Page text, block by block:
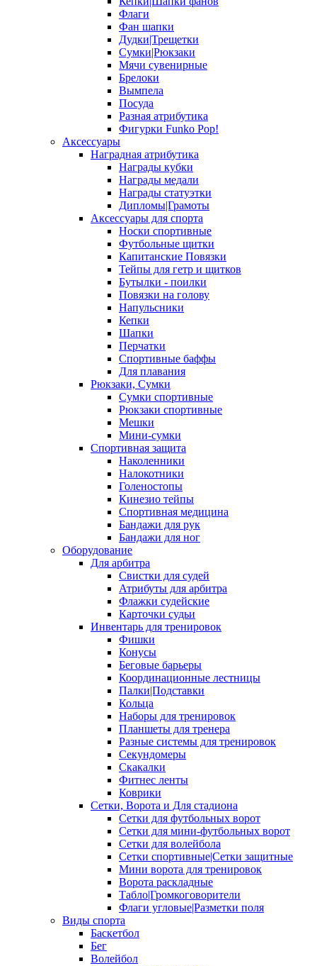
Флаги
Фан шапки
Дудки|Трещетки
Сумки|Рюкзаки
Мячи сувенирные
Брелоки
Вымпела
Посуда
Разная атрибутика
Фигурки Funko Pop!
Аксессуары
Наградная атрибутика
Награды кубки
Награды медали
Награды статуэтки
Дипломы|Грамоты
Аксессуары для спорта
Носки спортивные
Футбольные щитки
Капитанские Повязки
Тейпы для гетр и щитков
Бутылки - поилки
Повязки на голову
Напульсники
Кепки
Шапки
Перчатки
Спортивные баффы
Для плавания
Рюкзаки, Сумки
Сумки спортивные
Рюкзаки спортивные
Мешки
Мини-сумки
Спортивная защита
Наколенники
Налокотники
Голеностопы
Кинезио тейпы
Спортивная медицина
Бандажи для рук
Бандажи для ног
Оборудование
Для арбитра
Свистки для судей
Атрибуты для арбитра
Флажки судейские
Карточки судьи
Инвентарь для тренировок
Фишки
Конусы
Беговые барьеры
Координационные лестницы
Палки|Подставки
Кольца
Наборы для тренировок
Планшеты для тренера
Разные системы для тренировок
Секундомеры
Скакалки
Фитнес ленты
Коврики
Сетки, Ворота и Для стадиона
Сетки для футбольных ворот
Сетки для мини-футбольных ворот
Сетки для волейбола
Сетки спортивные|Сетки защитные
Мини ворота для тренировок
Ворота раскладные
Табло|Громкоговорители
Флаги угловые|Разметки поля
Виды спорта
Баскетбол
Бег
Волейбол